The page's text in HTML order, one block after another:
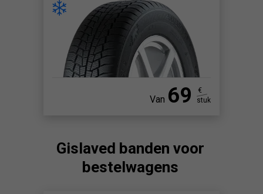
Van 69
€
stuk
Gislaved banden voor
bestelwagens